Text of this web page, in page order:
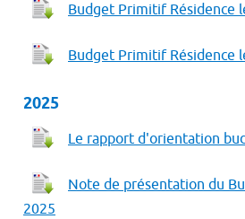
Budget Primitif Résidence
Budget Primitif Résidence
2025
Le rapport d'orientation
Note de présentation du
2025